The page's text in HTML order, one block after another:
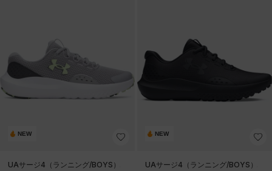
NEW
UAサージ4（ランニング/BOYS）
NEW
UAサージ4（ランニング/BOYS）